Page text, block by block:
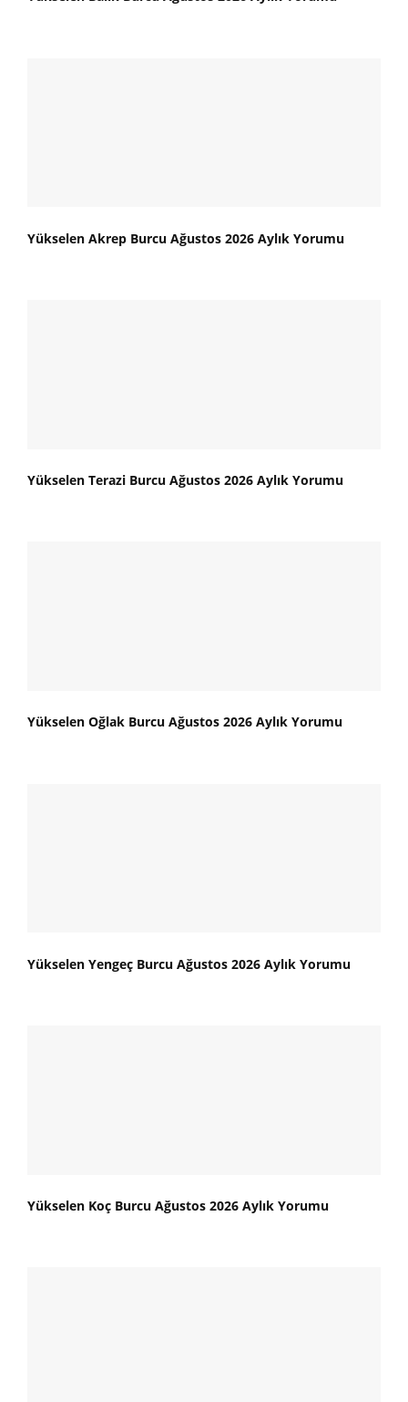
Yükselen Akrep Burcu Ağustos 2026 Aylık Yorumu
Yükselen Terazi Burcu Ağustos 2026 Aylık Yorumu
Yükselen Oğlak Burcu Ağustos 2026 Aylık Yorumu
Yükselen Yengeç Burcu Ağustos 2026 Aylık Yorumu
Yükselen Koç Burcu Ağustos 2026 Aylık Yorumu